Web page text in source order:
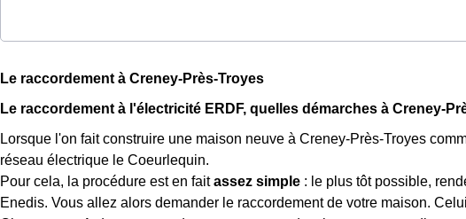
Le raccordement à Creney-Près-Troyes
Le raccordement à l'électricité ERDF, quelles démarches à Creney-
Lorsque l'on fait construire une maison neuve à Creney-Près-Troyes
réseau électrique le Coeurlequin.
Pour cela, la procédure est en faitassez simple : le plus tôt possible,
Enedis. Vous allez alors demander le raccordement de votre maison.